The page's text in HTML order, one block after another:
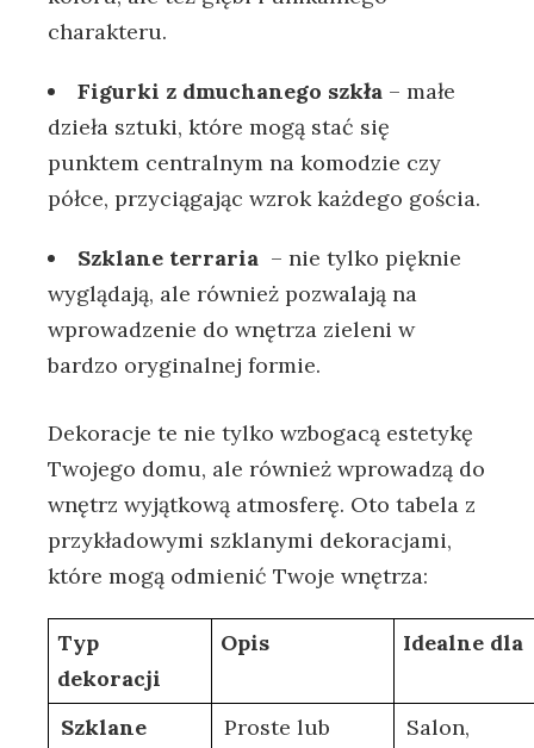
charakteru.
Figurki z ⁣dmuchanego szkła – małe⁤
dzieła sztuki, które mogą stać się‌
punktem ‍centralnym na komodzie​ czy⁤
półce, przyciągając wzrok każdego gościa.
Szklane terraria ⁤ – nie tylko​ pięknie
wyglądają, ⁣ale również pozwalają ‍na
wprowadzenie​ do wnętrza zieleni w
bardzo​ oryginalnej formie.
Dekoracje te nie tylko ‌wzbogacą ⁢estetykę
Twojego domu, ale ⁢również wprowadzą ⁤do
wnętrz wyjątkową atmosferę.⁣ Oto ‌tabela z
przykładowymi szklanymi dekoracjami,‌
które⁤ mogą odmienić Twoje wnętrza:
Typ
dekoracji
Opis Idealne⁢ dla
Szklane
Proste lub
Salon, ​